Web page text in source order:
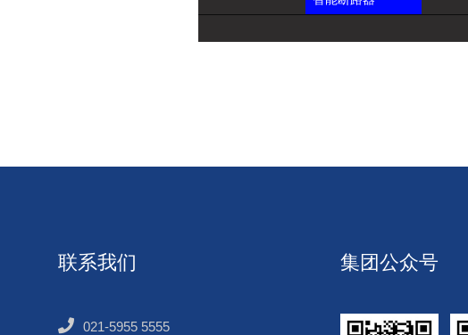
联系我们
021-5955 5555
集团公众号